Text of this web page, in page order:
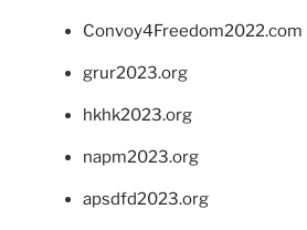
Convoy4Freedom2022.com
grur2023.org
hkhk2023.org
napm2023.org
apsdfd2023.org